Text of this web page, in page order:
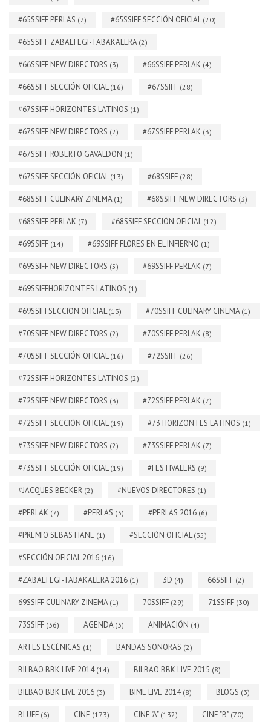
#65SSIFF PERLAS (7) #65SSIFF SECCIÓN OFICIAL(20)
#65SSIFF ZABALTEGI-TABAKALERA (2)
#66SSIFF NEW DIRECTORS (3) #66SSIFF PERLAK (4)
#66SSIFF SECCIÓN OFICIAL(16) #67SSIFF (28)
#67SSIFF HORIZONTES LATINOS (1)
#67SSIFF NEW DIRECTORS (2) #67SSIFF PERLAK (3)
#67SSIFF ROBERTO GAVALDÓN (1)
#67SSIFF SECCIÓN OFICIAL(13) #68SSIFF (28)
#68SSIFF CULINARY ZINEMA (1) #68SSIFF NEW DIRECTORS (3)
#68SSIFF PERLAK (7) #68SSIFF SECCIÓN OFICIAL(12)
#69SSIFF (14) #69SSIFF FLORES EN EL INFIERNO (1)
#69SSIFF NEW DIRECTORS (5) #69SSIFF PERLAK (7)
#69SSIFFHORIZONTES LATINOS (1)
#69SSIFFSECCION OFICIAL(13) #70SSIFF CULINARY CINEMA (1)
#70SSIFF NEW DIRECTORS (2) #70SSIFF PERLAK (8)
#70SSIFF SECCIÓN OFICIAL(16) #72SSIFF (26)
#72SSIFF HORIZONTES LATINOS (2)
#72SSIFF NEW DIRECTORS (3) #72SSIFF PERLAK (7)
#72SSIFF SECCIÓN OFICIAL(19) #73 HORIZONTES LATINOS (1)
#73SSIFF NEW DIRECTORS (2) #73SSIFF PERLAK (7)
#73SSIFF SECCIÓN OFICIAL(19) #FESTIVALERS (9)
#JACQUES BECKER (2) #NUEVOS DIRECTORES (1)
#PERLAK (7) #PERLAS (3) #PERLAS 2016 (6)
#PREMIO SEBASTIANE (1) #SECCIÓN OFICIAL(35)
#SECCIÓN OFICIAL 2016 (16)
#ZABALTEGI-TABAKALERA 2016 (1) 3D (4) 66SSIFF (2)
69SSIFF CULINARY ZINEMA (1) 70SSIFF (29) 71SSIFF (30)
73SSIFF (36) AGENDA (3) ANIMACIÓN (4)
ARTES ESCÉNICAS (1) BANDAS SONORAS (2)
BILBAO BBK LIVE 2014 (14) BILBAO BBK LIVE 2015 (8)
BILBAO BBK LIVE 2016 (3) BIME LIVE 2014 (8) BLOGS (3)
BLUFF (6) CINE (173) CINE "A" (132) CINE "B" (70)